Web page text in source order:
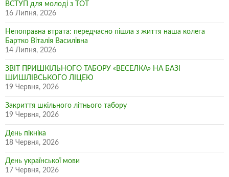
ВСТУП для молоді з ТОТ
16 Липня, 2026
Непоправна втрата: передчасно пішла з життя наша колега
Бартко Віталія Василівна
14 Липня, 2026
ЗВІТ ПРИШКІЛЬНОГО ТАБОРУ «ВЕСЕЛКА» НА БАЗІ
ШИШЛІВСЬКОГО ЛІЦЕЮ
19 Червня, 2026
Закриття шкільного літнього табору
19 Червня, 2026
День пікніка
18 Червня, 2026
День української мови
17 Червня, 2026